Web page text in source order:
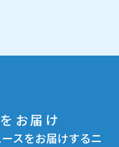
お届け
スをお届けするニ